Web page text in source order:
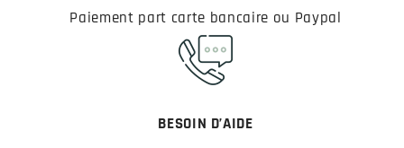
Paiement part carte bancaire ou Paypal
BESOIN D’AIDE